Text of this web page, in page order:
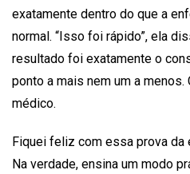
exatamente dentro do que a
normal. “Isso foi rápido”, ela
resultado foi exatamente o
ponto a mais nem um a
médico.
Fiquei feliz com essa prova da
Na verdade, ensina um modo